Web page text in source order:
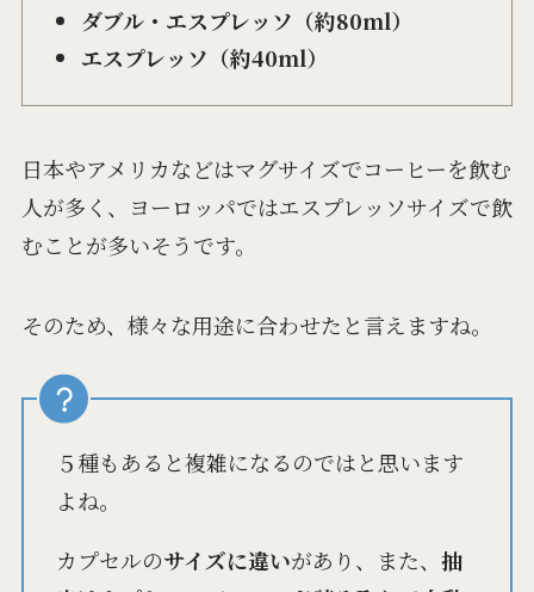
ダブル・エスプレッソ（約80ml）
エスプレッソ（約40ml）
日本やアメリカなどはマグサイズでコーヒーを飲む
人が多く、ヨーロッパではエスプレッソサイズで飲
むことが多いそうです。
そのため、様々な用途に合わせたと言えますね。
５種もあると複雑になるのではと思います
よね。
カプセルのサイズに違いがあり、また、 抽